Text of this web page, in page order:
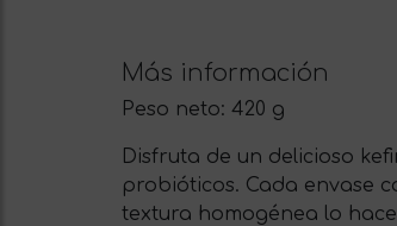
Más información
Peso neto: 420 g
Disfruta de un delicioso
probióticos. Cada envase
textura homogénea lo